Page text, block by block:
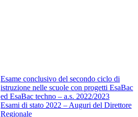
Esame conclusivo del secondo ciclo di
istruzione nelle scuole con progetti EsaBac
ed EsaBac techno – a.s. 2022/2023
Esami di stato 2022 – Auguri del Direttore
Regionale